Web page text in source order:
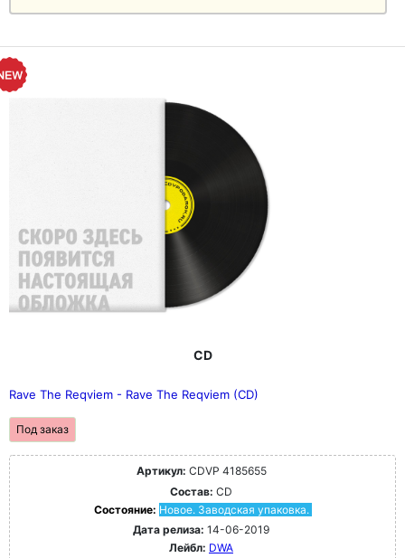
CD
Rave The Reqviem - Rave The Reqviem (CD)
Под заказ
Артикул: CDVP 4185655
Состав: CD
Состояние: Новое. Заводская упаковка.
Дата релиза: 14-06-2019
Лейбл: DWA